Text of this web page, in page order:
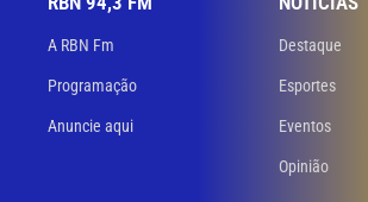
A RBN Fm
Programação
Anuncie aqui
Destaque
Esportes
Eventos
Opinião